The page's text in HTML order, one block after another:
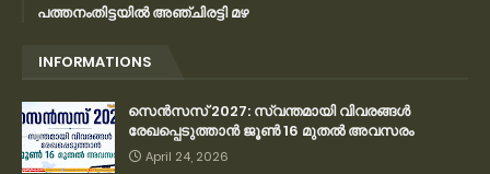
പത്തനംതിട്ടയിൽ അഞ്ചിരട്ടി മഴ
INFORMATIONS
സെന്‍സസ് 2027: സ്വന്തമായി വിവരങ്ങള്‍
രേഖപ്പെടുത്താന്‍ ജൂണ്‍ 16 മുതല്‍ അവസരം
April 24, 2026